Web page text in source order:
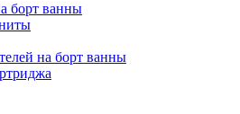
борт ванны
на борт ванны